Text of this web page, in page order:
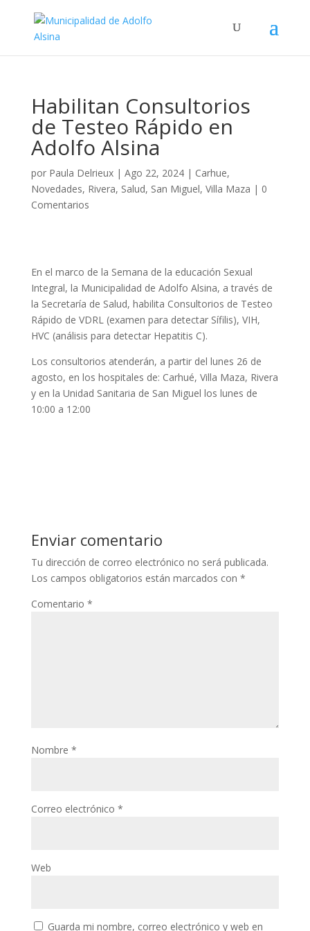
Habilitan Consultorios
de Testeo Rápido en
Adolfo Alsina
por Paula Delrieux| Ago 22, 2024| Carhue,
Novedades, Rivera, Salud, San Miguel, Villa Maza | 0
Comentarios
En el marco de la Semana de la educación Sexual
Integral, la Municipalidad de Adolfo Alsina, a través de
la Secretaría de Salud, habilita Consultorios de Testeo
Rápido de VDRL (examen para detectar Sífilis), VIH,
HVC (análisis para detectar Hepatitis C).
Los consultorios atenderán, a partir del lunes 26 de
agosto, en los hospitales de: Carhué, Villa Maza, Rivera
y en la Unidad Sanitaria de San Miguel los lunes de
10:00 a 12:00
Enviar comentario
Tu dirección de correo electrónico no será publicada.
Los campos obligatorios están marcados con *
Comentario *
Nombre *
Correo electrónico *
Web
Guarda mi nombre, correo electrónico y web en